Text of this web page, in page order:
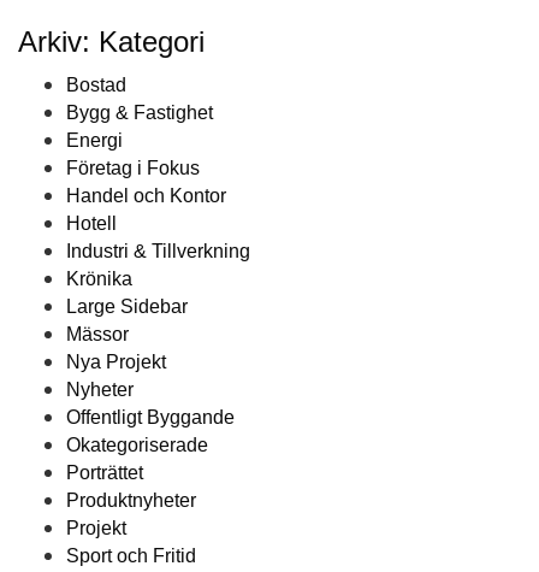
Arkiv: Kategori
Bostad
Bygg & Fastighet
Energi
Företag i Fokus
Handel och Kontor
Hotell
Industri & Tillverkning
Krönika
Large Sidebar
Mässor
Nya Projekt
Nyheter
Offentligt Byggande
Okategoriserade
Porträttet
Produktnyheter
Projekt
Sport och Fritid